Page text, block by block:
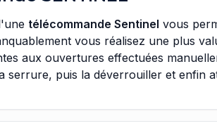
télécommande Sentinel vous
vous réalisez une plus
aux ouvertures effectuées
serrure, puis la déverrouiller et enfin
il existe de nombreuses
Vous allez pouvoir
le moteur ouvrir et refermer la